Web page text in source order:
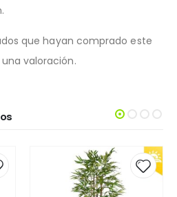
que hayan comprado este
valoración.